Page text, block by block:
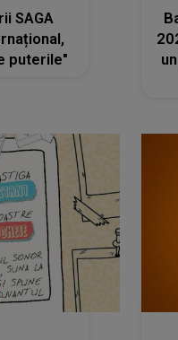
SAGA
puterile"